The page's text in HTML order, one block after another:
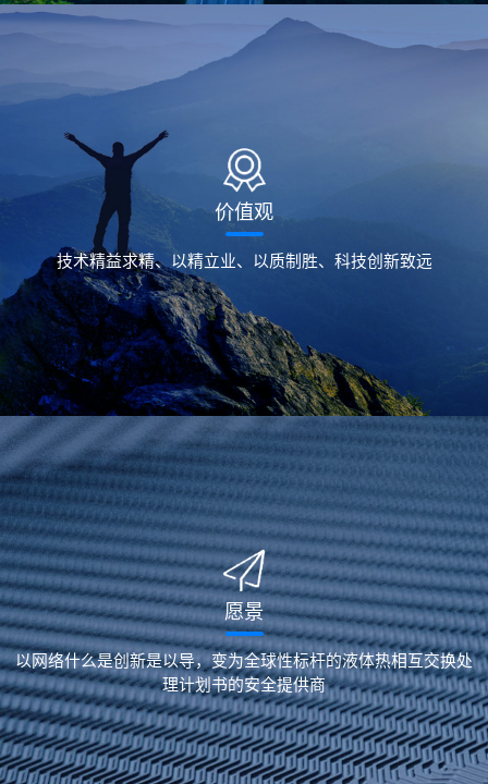
价值观
技术精益求精、以精立业、以质制胜、科技创新致远
愿景
以网络什么是创新是以导，变为全球性标杆的液体热相互交换处
理计划书的安全提供商